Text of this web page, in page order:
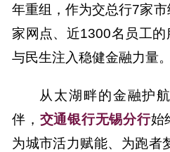
年重组，作为交总行7家
家网点、近1300名员工
与民生注入稳健金融力量。
从太湖畔的金融护
伴， 交通银行无锡分行始
为城市活力赋能、为跑者